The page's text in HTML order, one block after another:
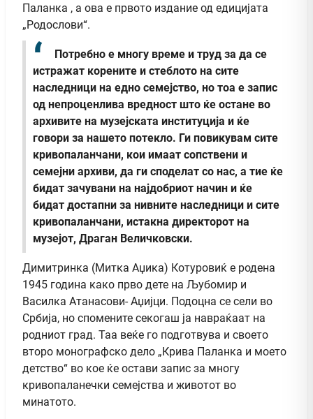
Паланка , а ова е првото издание од едицијата
„Родослови“.
Потребно е многу време и труд за да се
истражат корените и стеблото на сите
наследници на едно семејство, но тоа е запис
од непроценлива вредност што ќе остане во
архивите на музејската институција и ќе
говори за нашето потекло. Ги повикувам сите
кривопаланчани, кои имаат сопствени и
семејни архиви, да ги споделат со нас, а тие ќе
бидат зачувани на најдобриот начин и ќе
бидат достапни за нивните наследници и сите
кривопаланчани, истакна директорот на
музејот, Драган Величковски.
Димитринка (Митка Аџика) Котуровиќ е родена
1945 година како прво дете на Љубомир и
Василка Атанасови- Аџијци. Подоцна се сели во
Србија, но спомените секогаш ја навраќаат на
родниот град. Таа веќе го подготвува и своето
второ монографско дело „Крива Паланка и моето
детство“ во кое ќе остави запис за многу
кривопаланечки семејства и животот во
минатото.